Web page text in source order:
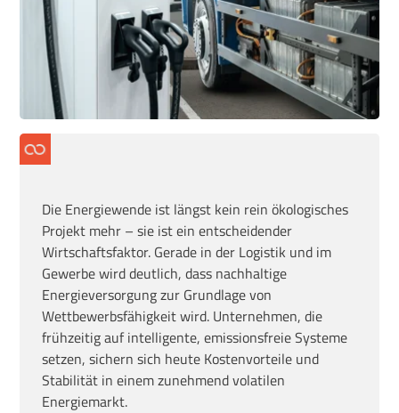
Die Energiewende ist längst kein rein ökologisches
Projekt mehr – sie ist ein entscheidender
Wirtschaftsfaktor. Gerade in der Logistik und im
Gewerbe wird deutlich, dass nachhaltige
Energieversorgung zur Grundlage von
Wettbewerbsfähigkeit wird. Unternehmen, die
frühzeitig auf intelligente, emissionsfreie Systeme
setzen, sichern sich heute Kostenvorteile und
Stabilität in einem zunehmend volatilen
Energiemarkt.